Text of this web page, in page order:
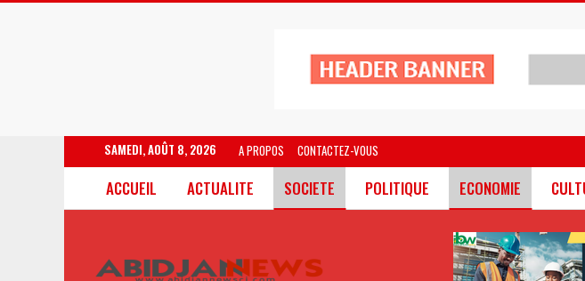
SAMEDI, AOÛT 8, 2026 A PROPOS CONTACTEZ-VOUS
ACCUEIL ACTUALITE SOCIETE POLITIQUE ECONOMIE